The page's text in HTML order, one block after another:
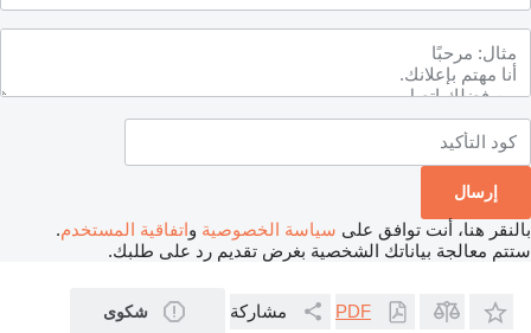
بالنقر هنا، أنت توافق على سياسة الخصوصية واتفاقية المستخدم.
ستتم معالجة بياناتك الشخصية بغرض تقديم رد على طلبك.
PDF مشاركة شكوى